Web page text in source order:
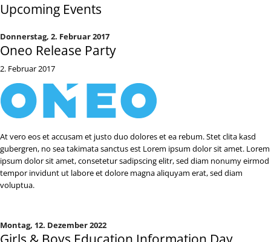
Upcoming Events
Donnerstag, 2. Februar 2017
Oneo Release Party
2. Februar 2017
At vero eos et accusam et justo duo dolores et ea rebum. Stet clita kasd
gubergren, no sea takimata sanctus est Lorem ipsum dolor sit amet. Lorem
ipsum dolor sit amet, consetetur sadipscing elitr, sed diam nonumy eirmod
tempor invidunt ut labore et dolore magna aliquyam erat, sed diam
voluptua.
Montag, 12. Dezember 2022